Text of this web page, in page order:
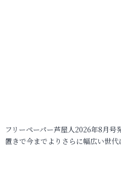
フリーペーパー芦屋人2026年8月
置きで今までよりさらに幅広い世